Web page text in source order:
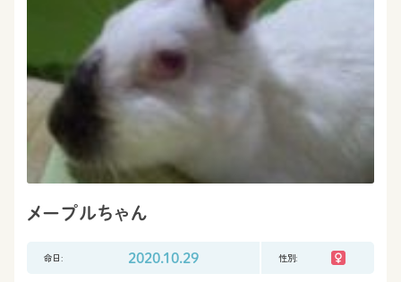
メープルちゃん
命日: 2020.10.29 性別: